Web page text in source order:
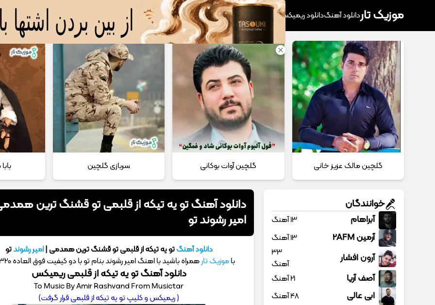
موزیک تاردانلود آهنگدانلود ریمیکسآهنگ پرطرفدار دانلود مداحیتماس با ما
گلچین مالک عزیز خانی گلچین آوات بوکانی سربازی گلچین
دانلود آهنگ تو یه تیکه از قلبمی تو قشنگ ترین
امیر رشوند تو
دانلود آهنگتو یه تیکه از قلبمی تو قشنگ ترین همدمی |امیر رشوندتو
باموزیک تارهمراه باشید با اهنگ امیر رشوند بنام تو با دو کیفیت فوق العاده 320 – 128
دانلود آهنگ تو یه تیکه از قلبمی ریمیکس
To Music By Amir Rashvand From Musictar
( ریمیکس و کلیپ تو یه تیکه از قلبمی قرار گرفت)
خوانندگان
آبراهام 13 آهنگ
آرمین 2AFM 13 آهنگ
آرون افشار
33
آهنگ
آصف آریا 21 آهنگ
ابی عالی 48 آهنگ